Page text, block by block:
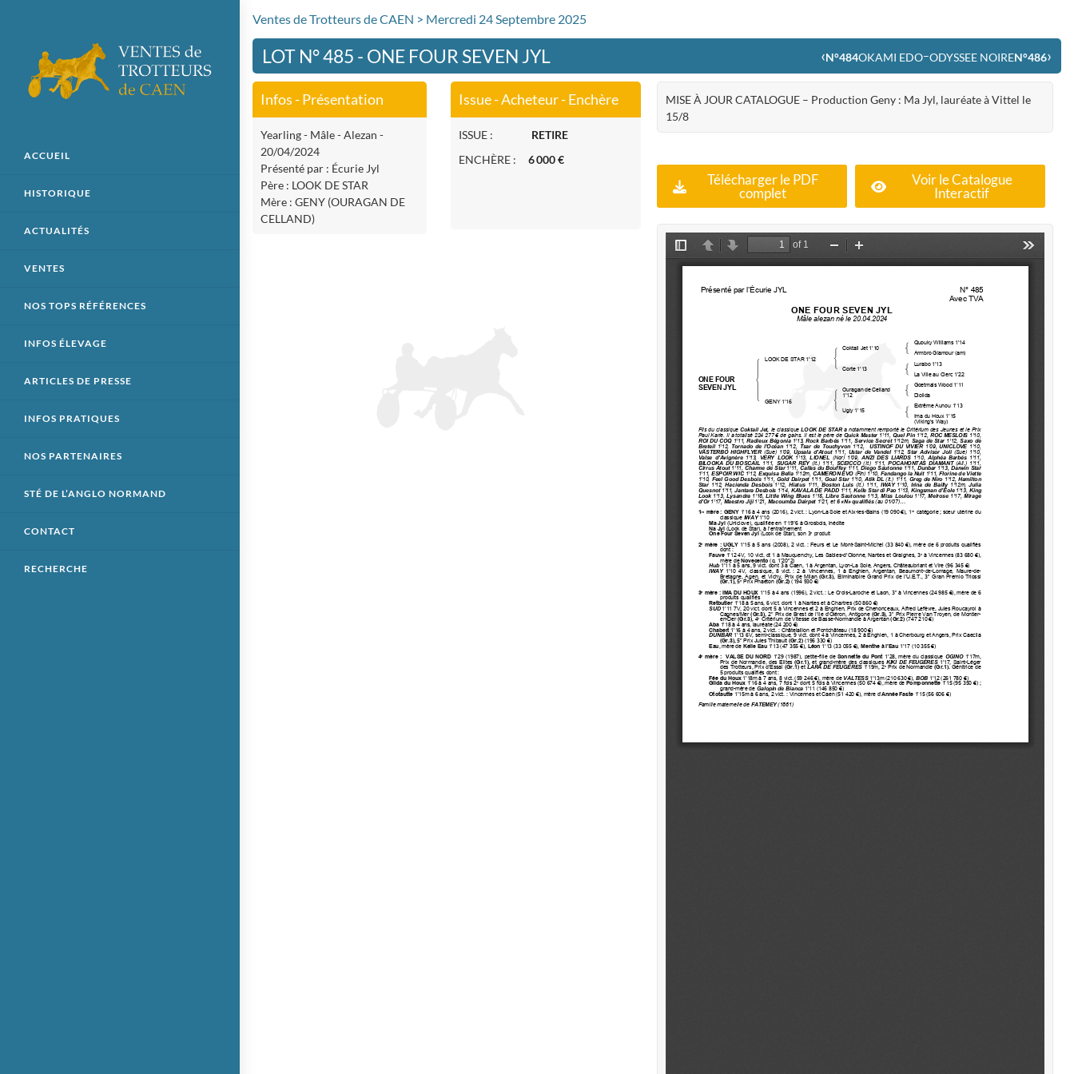
ACCUEIL
HISTORIQUE
ACTUALITÉS
VENTES
NOS TOPS RÉFÉRENCES
INFOS ÉLEVAGE
ARTICLES DE PRESSE
INFOS PRATIQUES
NOS PARTENAIRES
STÉ DE L’ANGLO NORMAND
CONTACT
RECHERCHE
Ventes de Trotteurs de CAEN > Mercredi 24 Septembre 2025
LOT N° 485 - ONE FOUR SEVEN JYL ‹N°484OKAMI EDO–ODYSSEE NOIREN°486›
Infos - Présentation
Yearling - Mâle - Alezan -
20/04/2024
Présenté par : Écurie Jyl
Père : LOOK DE STAR
Mère : GENY (OURAGAN DE
CELLAND)
Issue - Acheteur - Enchère
ISSUE : RETIRE
ENCHÈRE : 6 000 €
MISE À JOUR CATALOGUE – Production Geny : Ma Jyl, lauréate à Vittel le
15/8
Télécharger le PDF
complet
Voir le Catalogue
Interactif